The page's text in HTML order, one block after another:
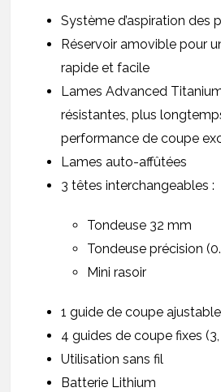
Système d’aspiration des
Réservoir amovible pour
rapide et facile
Lames Advanced
résistantes, plus
performance de coupe
Lames auto-affûtées
3 têtes interchangeables :
Tondeuse 32 mm
Tondeuse précision
Mini rasoir
1 guide de coupe
4 guides de coupe fixes
Utilisation sans fil
Batterie Lithium